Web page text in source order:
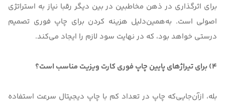
برای اثرگذاری در ذهن مخاطبین در بین دیگر رقبا نیاز به استراتژی
اصولی است. به‌همین‌دلیل هزینه کردن برای چاپ فوری تصمیم
درستی خواهد بود، که در نهایت سود لازم را ایجاد می‌کند.
4) برای تیراژهای پایین چاپ فوری کارت ویزیت مناسب است؟
بله، ازآن‌جایی‌که چاپ در تعداد کم با چاپ دیجیتال سرعت استفاده